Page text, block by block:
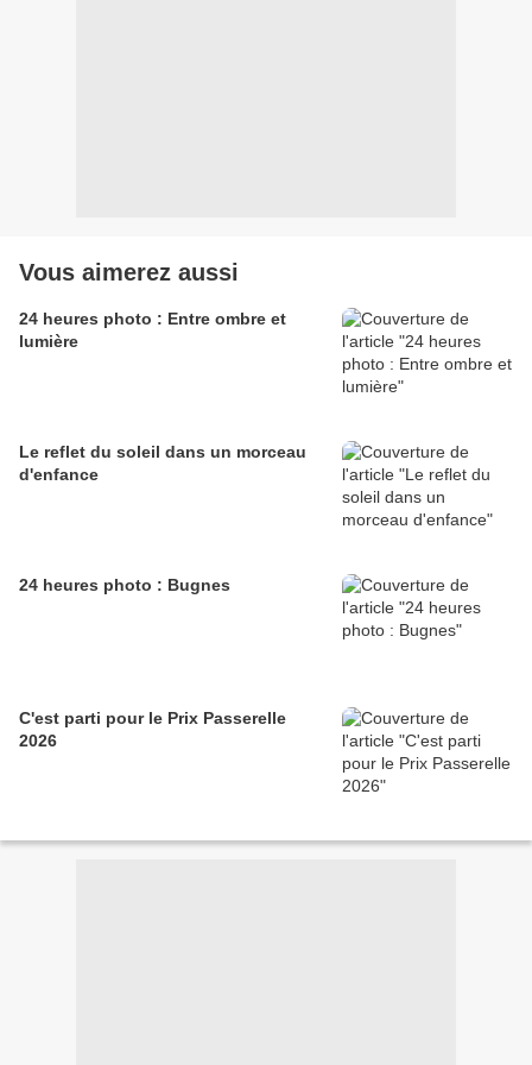
Vous aimerez aussi
24 heures photo : Entre ombre et
lumière
Le reflet du soleil dans un morceau
d'enfance
24 heures photo : Bugnes
C'est parti pour le Prix Passerelle
2026